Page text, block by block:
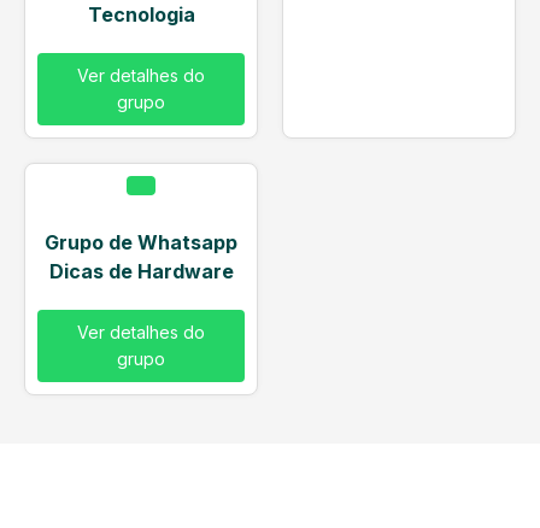
Tecnologia
Ver detalhes do
grupo
Grupo de Whatsapp
Dicas de Hardware
Ver detalhes do
grupo